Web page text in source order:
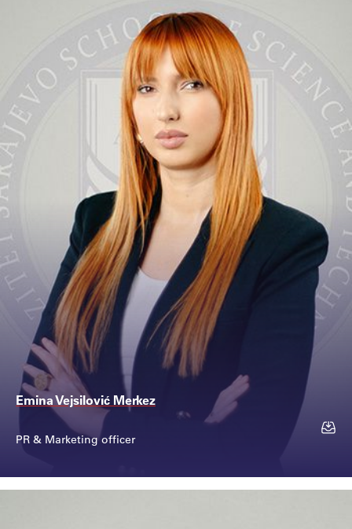
Emina Vejsilović Merkez
PR & Marketing officer